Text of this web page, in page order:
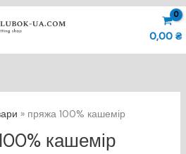
0,00 ₴
пряжа 100% кашемір
кашемір